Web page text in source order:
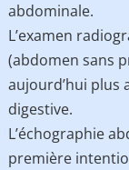
abdominale.
L’examen
(abdomen sans
aujourd’hui plus
digestive.
L’échographie
première